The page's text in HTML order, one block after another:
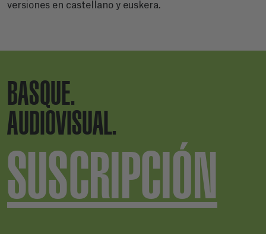
versiones en castellano y euskera.
BASQUE.
AUDIOVISUAL.
SUSCRIPCIÓN